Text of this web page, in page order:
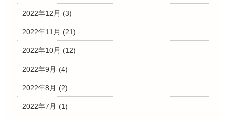
2022年12月 (3)
2022年11月 (21)
2022年10月 (12)
2022年9月 (4)
2022年8月 (2)
2022年7月 (1)